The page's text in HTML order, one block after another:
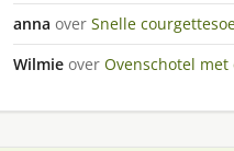
anna over Snelle
Wilmie over Ovenschotel